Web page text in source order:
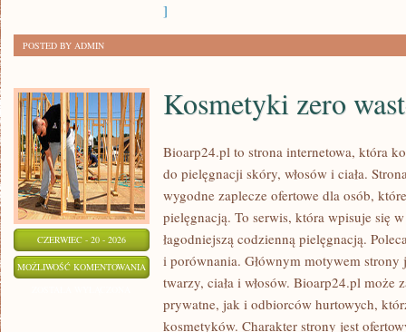
]
POSTED BY ADMIN
CZERWIEC - 20 - 2026
MOŻLIWOŚĆ KOMENTOWANIA KOSMETYKI
ZERO
WASTE
Kosmetyki zero
Bioarp24.pl to strona internetowa, która
do pielęgnacji skóry, włosów i ciała.
wygodne zaplecze ofertowe dla osób,
pielęgnacją. To serwis, która wpisuje się
łagodniejszą codzienną pielęgnacją.
i porównania. Głównym motywem strony
twarzy, ciała i włosów. Bioarp24.pl może
prywatne, jak i odbiorców hurtowych,
kosmetyków. Charakter strony jest